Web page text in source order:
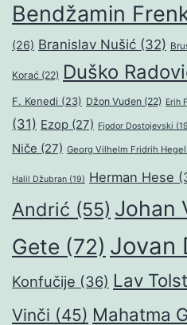
Bendžamin
(26) Branislav Nušić (32)
Korać (22) Duško
F. Kenedi (23) Džon Vuden (22) Erih
(31) Ezop (27) Fjodor Dostojevski
Niče (27) Georg Vilhelm Fridrih Hegel
Halil Džubran (19) Herman Hese
Andrić (55) Johan
Gete (72) Jovan
Konfučije (36) Lav
Vinči (45) Mahatma